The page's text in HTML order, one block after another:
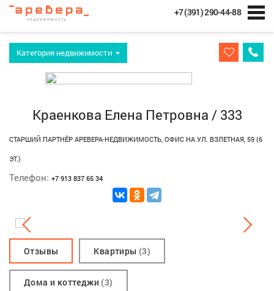
+7 (391) 290-44-88
Категория недвижимости
Краенкова Елена Петровна / 333
СТАРШИЙ ПАРТНЁР АРЕВЕРА-НЕДВИЖИМОСТЬ, ОФИС НА УЛ. ВЗЛЕТНАЯ, 59 (6
ЭТ.)
Телeфон: +7 913 837 65 34
Отзывы Квартиры (3)
Дома и коттеджи (3)